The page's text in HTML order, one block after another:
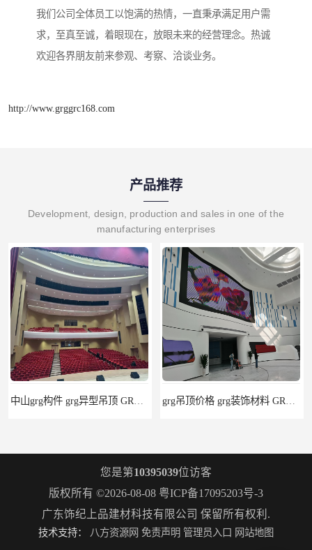
我们公司全体员工以饱满的热情，一直秉承满足用户需
求，至真至诚，着眼现在，放眼未来的经营理念。热诚
欢迎各界朋友前来参观、考察、洽谈业务。
http://www.grggrc168.com
产品推荐
Development, design, production and sales in one of the
manufacturing enterprises
您是第10395039位访客
版权所有 ©2026-08-08 粤ICP备17095203号-3
广东饰纪上品建材科技有限公司 保留所有权利.
技术支持： 八方资源网 免责声明 管理员入口 网站地图